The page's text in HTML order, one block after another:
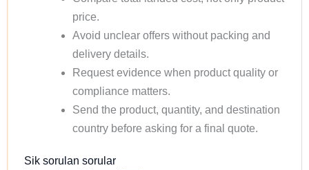
price.
Avoid unclear offers without packing and
delivery details.
Request evidence when product quality or
compliance matters.
Send the product, quantity, and destination
country before asking for a final quote.
Sik sorulan sorular